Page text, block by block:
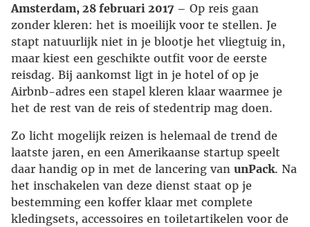
Amsterdam, 28 februari 2017 – Op reis gaan
zonder kleren: het is moeilijk voor te stellen. Je
stapt natuurlijk niet in je blootje het vliegtuig in,
maar kiest een geschikte outfit voor de eerste
reisdag. Bij aankomst ligt in je hotel of op je
Airbnb-adres een stapel kleren klaar waarmee je
het de rest van de reis of stedentrip mag doen.
Zo licht mogelijk reizen is helemaal de trend de
laatste jaren, en een Amerikaanse startup speelt
daar handig op in met de lancering van unPack. Na
het inschakelen van deze dienst staat op je
bestemming een koffer klaar met complete
kledingsets, accessoires en toiletartikelen voor de